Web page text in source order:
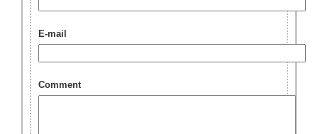
E-mail
Comment